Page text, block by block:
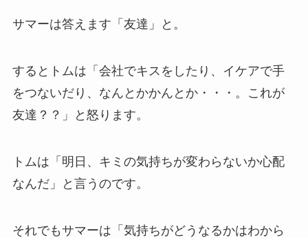
サマーは答えます「友達」と。
するとトムは「会社でキスをしたり、イケアで手
をつないだり、なんとかかんとか・・・。これが
友達？？」と怒ります。
トムは「明日、キミの気持ちが変わらないか心配
なんだ」と言うのです。
それでもサマーは「気持ちがどうなるかはわから